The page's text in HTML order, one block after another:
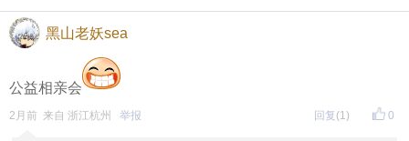
黑山老妖sea
公益相亲会
0
2月前 来自 浙江杭州 举报 回复 (1)